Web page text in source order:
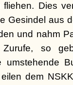
Dies
Gesindel aus
und nahm
Zurufe, so
umstehende
dem